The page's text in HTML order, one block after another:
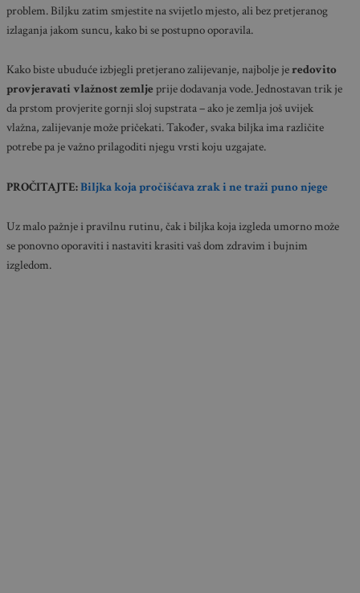
problem. Biljku zatim smjestite na svijetlo mjesto, ali bez pretjeranog
izlaganja jakom suncu, kako bi se postupno oporavila.
Kako biste ubuduće izbjegli pretjerano zalijevanje, najbolje jeredovito
provjeravati vlažnost zemlje prije dodavanja vode. Jednostavan trik je
da prstom provjerite gornji sloj supstrata – ako je zemlja još uvijek
vlažna, zalijevanje može pričekati. Također, svaka biljka ima različite
potrebe pa je važno prilagoditi njegu vrsti koju uzgajate.
PROČITAJTE:Biljka koja pročišćava zrak i ne traži puno njege
Uz malo pažnje i pravilnu rutinu, čak i biljka koja izgleda umorno može
se ponovno oporaviti i nastaviti krasiti vaš dom zdravim i bujnim
izgledom.